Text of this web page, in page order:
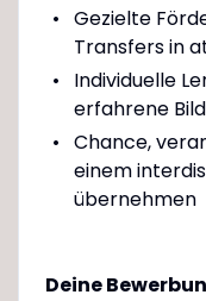
Gezielte
Transfers in
Individuelle
erfahrene
Chance,
einem
übernehmen
Deine